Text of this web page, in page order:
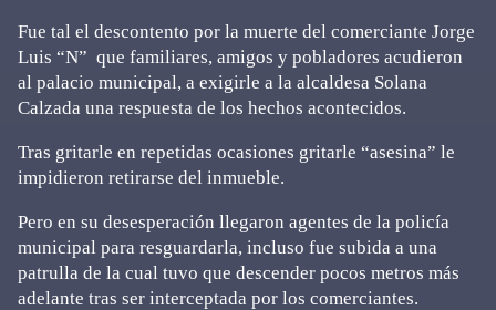
Fue tal el descontento por la muerte del comerciante Jorge
Luis “N” que familiares, amigos y pobladores acudieron
al palacio municipal, a exigirle a la alcaldesa Solana
Calzada una respuesta de los hechos acontecidos.
Tras gritarle en repetidas ocasiones gritarle “asesina” le
impidieron retirarse del inmueble.
Pero en su desesperación llegaron agentes de la policía
municipal para resguardarla, incluso fue subida a una
patrulla de la cual tuvo que descender pocos metros más
adelante tras ser interceptada por los comerciantes.